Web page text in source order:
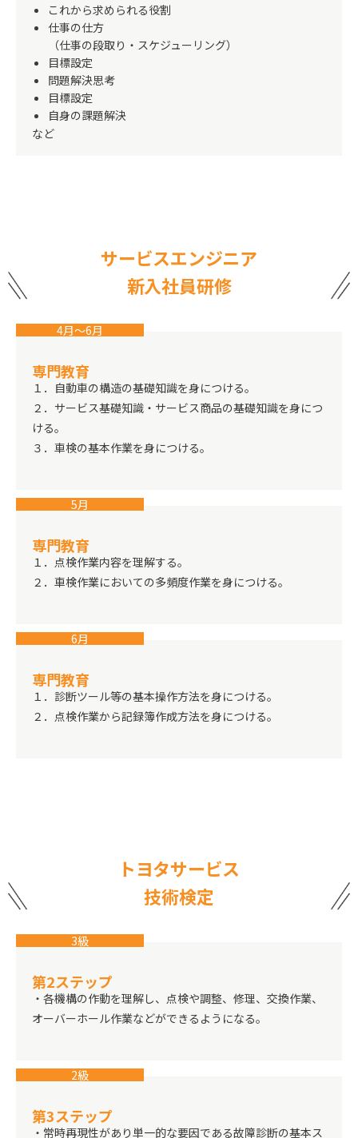
これから求められる役割
仕事の仕方
（仕事の段取り・スケジューリング）
目標設定
問題解決思考
目標設定
自身の課題解決
など
サービスエンジニア
新入社員研修
4月〜6月
専門教育
１．自動車の構造の基礎知識を身につける。
２．サービス基礎知識・サービス商品の基礎知識を身につ
ける。
３．車検の基本作業を身につける。
5月
専門教育
１．点検作業内容を理解する。
２．車検作業においての多頻度作業を身につける。
6月
専門教育
１．診断ツール等の基本操作方法を身につける。
２．点検作業から記録簿作成方法を身につける。
トヨタサービス
技術検定
3級
第2ステップ
・各機構の作動を理解し、点検や調整、修理、交換作業、
オーバーホール作業などができるようになる。
2級
第3ステップ
・常時再現性があり単一的な要因である故障診断の基本ス